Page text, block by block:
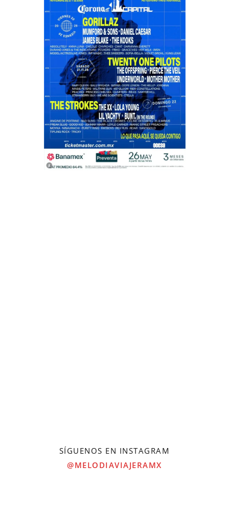
SÍGUENOS EN INSTAGRAM
@MELODIAVIAJERAMX